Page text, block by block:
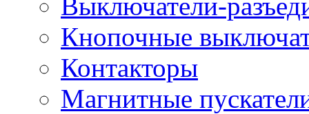
Кнопочные
Контакторы
Магнитные